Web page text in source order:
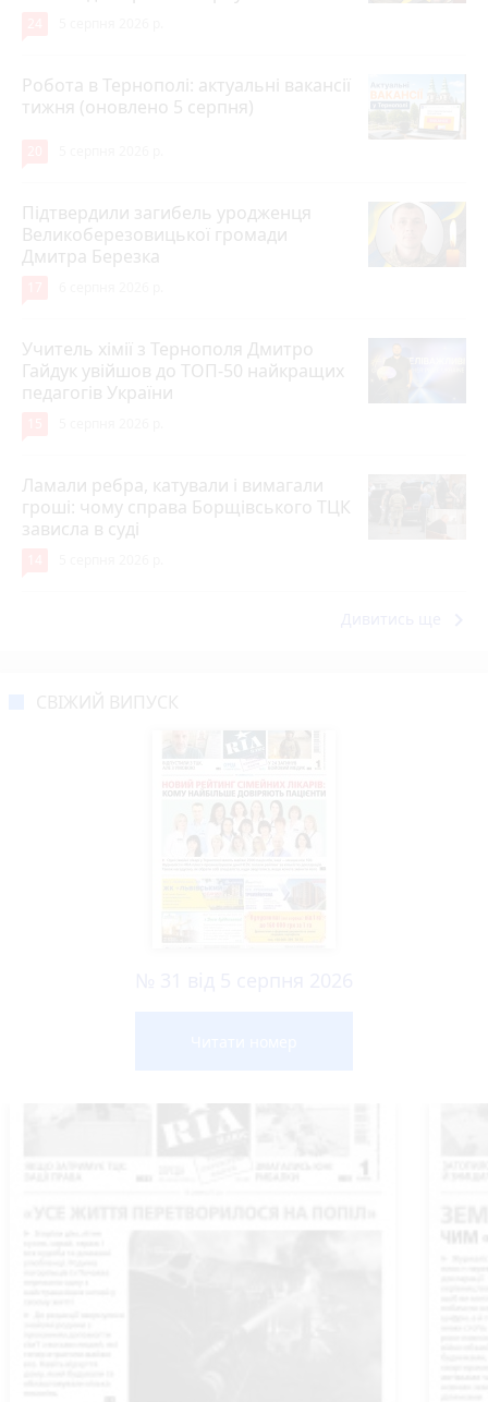
Робота в Тернополі: актуальні вакансії
тижня (оновлено 5 серпня)
Підтвердили загибель уродженця
Великоберезовицької громади
Дмитра Березка
Учитель хімії з Тернополя Дмитро
Гайдук увійшов до ТОП-50 найкращих
педагогів України
Ламали ребра, катували і вимагали
гроші: чому справа Борщівського ТЦК
зависла в суді